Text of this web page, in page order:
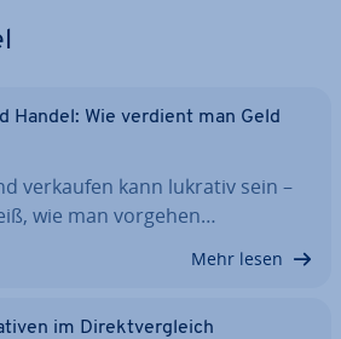
Handel: Wie verdient man Geld
verkaufen kann lukrativ sein –
wie man vorgehen…
Mehr lesen
im Di­rekt­ver­gleich